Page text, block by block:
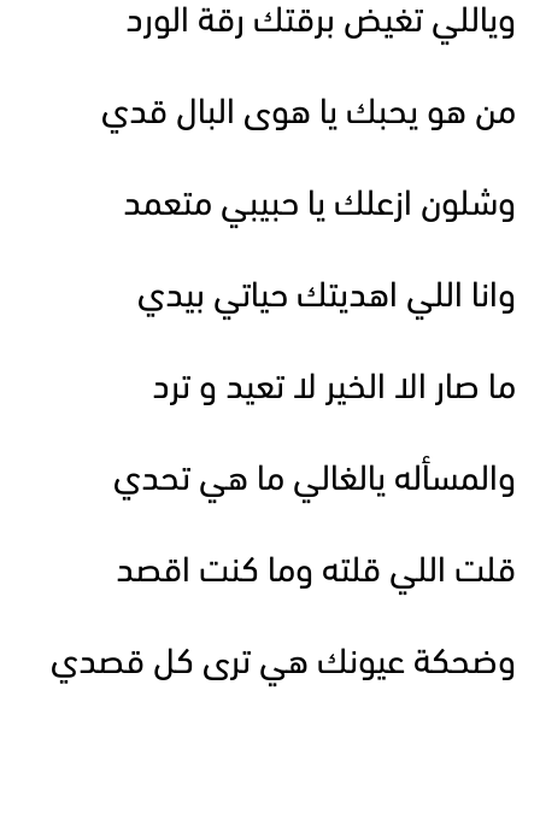
وياللي تغيض برقتك رقة الورد
من هو يحبك يا هوى البال قدي
وشلون ازعلك يا حبيبي متعمد
وانا اللي اهديتك حياتي بيدي
ما صار الا الخير لا تعيد و ترد
والمسأله يالغالي ما هي تحدي
قلت اللي قلته وما كنت اقصد
وضحكة عيونك هي ترى كل قصدي